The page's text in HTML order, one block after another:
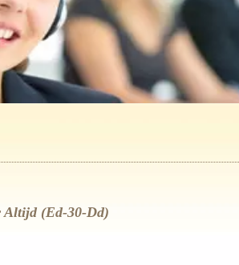
Altijd (ed-30-Dd)